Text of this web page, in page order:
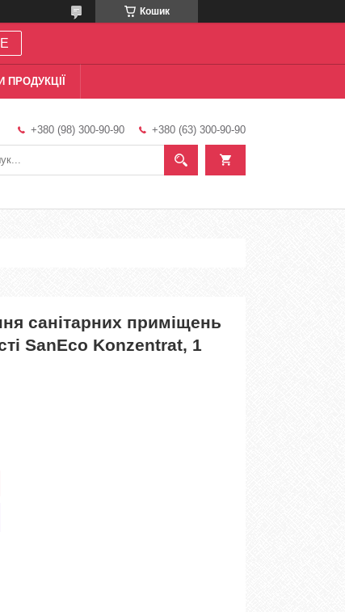
Кошик
+380 (98) 300-90-90 +380 (63) 300-90-90
санітарних приміщень
SanEco Konzentrat, 1